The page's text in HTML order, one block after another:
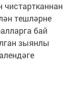
чистартканнан
тешләрне
бай
зыянлы